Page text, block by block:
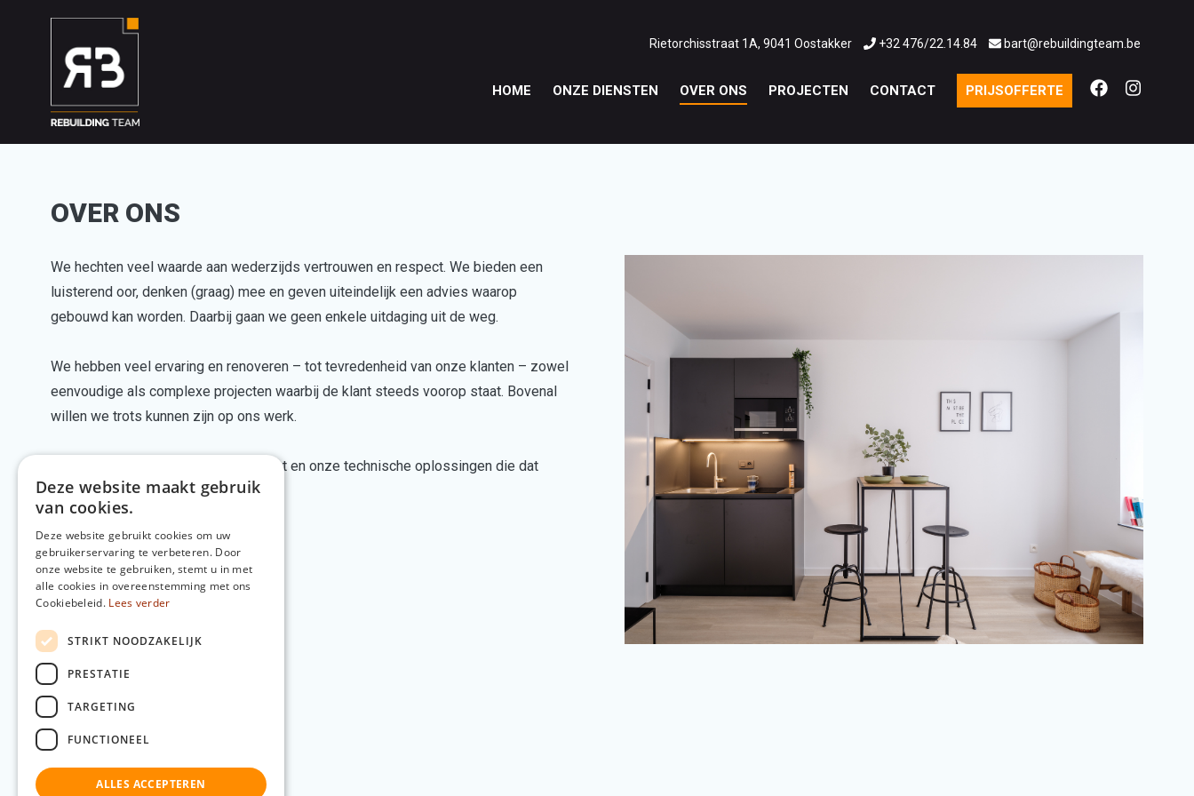
Rietorchisstraat 1A, 9041 Oostakker +32 476/22.14.84 bart@rebuildingteam.be
HOME ONZE DIENSTEN OVER ONS PROJECTEN CONTACT PRIJSOFFERTE
OVER ONS
We hechten veel waarde aan wederzijds vertrouwen en respect. We bieden een
luisterend oor, denken (graag) mee en geven uiteindelijk een advies waarop
gebouwd kan worden. Daarbij gaan we geen enkele uitdaging uit de weg.
We hebben veel ervaring en renoveren – tot tevredenheid van onze klanten – zowel
eenvoudige als complexe projecten waarbij de klant steeds voorop staat. Bovenal
willen we trots kunnen zijn op ons werk.
We zijn blij met elke succesvolle klant en onze technische oplossingen die dat
realiseren.
Deze website maakt gebruik
van cookies.
Deze website gebruikt cookies om uw
gebruikerservaring te verbeteren. Door
onze website te gebruiken, stemt u in met
alle cookies in overeenstemming met ons
Cookiebeleid. Lees verder
STRIKT NOODZAKELIJK
PRESTATIE
TARGETING
FUNCTIONEEL
ALLES ACCEPTEREN